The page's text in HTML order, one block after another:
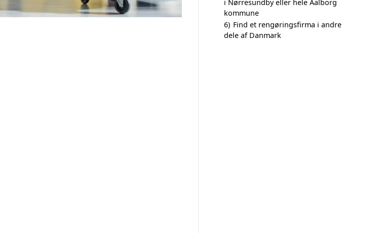
i Nørresundby eller hele Aalborg
kommune
6) Find et rengøringsfirma i andre
dele af Danmark